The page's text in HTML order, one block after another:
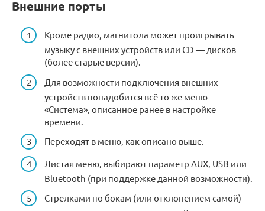
Внешние порты
Кроме радио, магнитола может проигрывать
музыку с внешних устройств или CD — дисков
(более старые версии).
Для возможности подключения внешних
устройств понадобится всё то же меню
«Система», описанное ранее в настройке
времени.
Переходят в меню, как описано выше.
Листая меню, выбирают параметр AUX, USB или
Bluetooth (при поддержке данной возможности).
Стрелками по бокам (или отклонением самой)